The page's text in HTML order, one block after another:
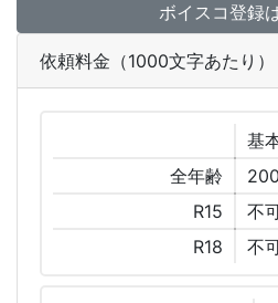
ボイスコ登録
依頼料金（1000文字あたり）
基
全年齢
R15
不
R18
不